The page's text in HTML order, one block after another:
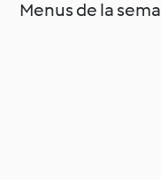
Menus de la